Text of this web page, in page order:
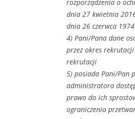
rozporządzenia o
dnia 27 kwietnia
dnia 26 czerwca
4) Pani/Pana dane
przez okres
rekrutacji
5) posiada Pani/Pan
administratora
prawo do ich
ograniczenia